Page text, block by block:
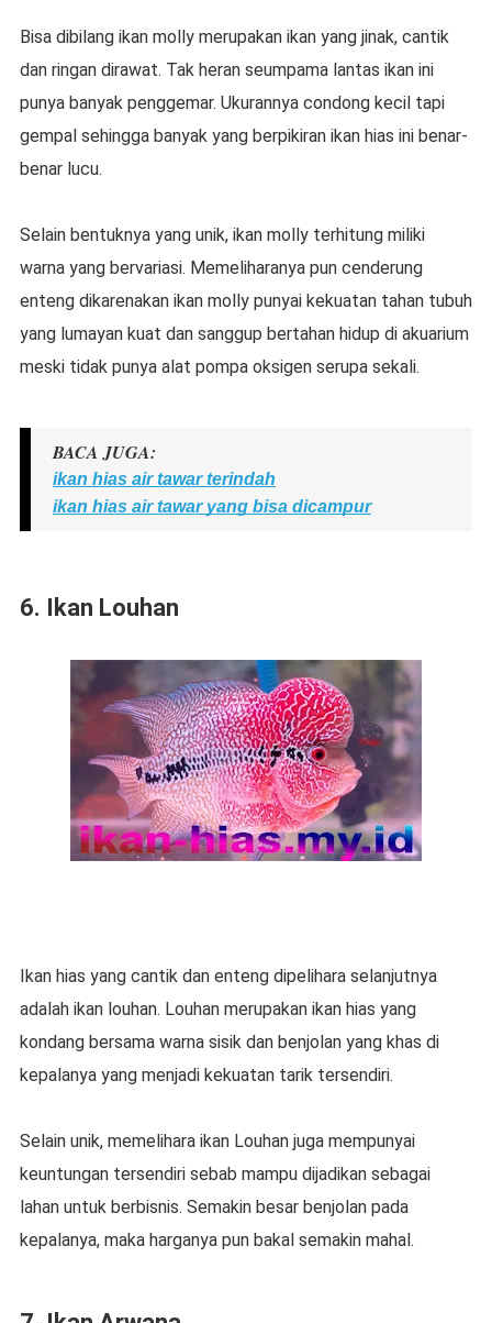
Bisa dibilang ikan molly merupakan ikan yang jinak, cantik
dan ringan dirawat. Tak heran seumpama lantas ikan ini
punya banyak penggemar. Ukurannya condong kecil tapi
gempal sehingga banyak yang berpikiran ikan hias ini benar-
benar lucu.
Selain bentuknya yang unik, ikan molly terhitung miliki
warna yang bervariasi. Memeliharanya pun cenderung
enteng dikarenakan ikan molly punyai kekuatan tahan tubuh
yang lumayan kuat dan sanggup bertahan hidup di akuarium
meski tidak punya alat pompa oksigen serupa sekali.
BACA JUGA:
ikan hias air tawar terindah
ikan hias air tawar yang bisa dicampur
6. Ikan Louhan
Ikan hias yang cantik dan enteng dipelihara selanjutnya
adalah ikan louhan. Louhan merupakan ikan hias yang
kondang bersama warna sisik dan benjolan yang khas di
kepalanya yang menjadi kekuatan tarik tersendiri.
Selain unik, memelihara ikan Louhan juga mempunyai
keuntungan tersendiri sebab mampu dijadikan sebagai
lahan untuk berbisnis. Semakin besar benjolan pada
kepalanya, maka harganya pun bakal semakin mahal.